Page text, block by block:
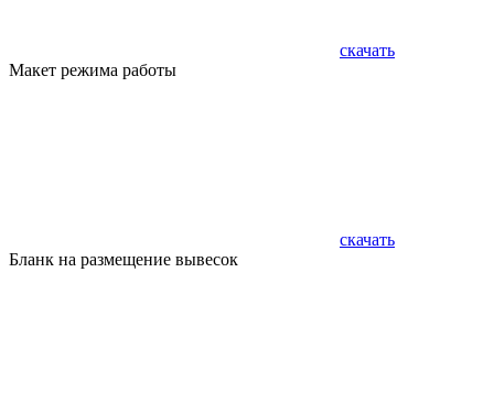
скачать
Макет режима работы
скачать
Бланк на размещение вывесок